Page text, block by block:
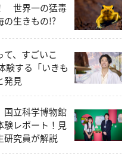
世界一の猛毒
の生きもの!?
、すごいこ
験する「いきも
発見
国立科学博物館
レポート！見
研究員が解説